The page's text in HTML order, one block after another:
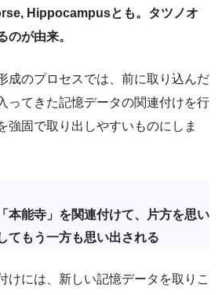
Hippocampusとも。タツノオ
のが由来。
成のプロセスでは、前に取り込んだ
ってきた記憶データの関連付けを行
強固で取り出しやすいものにしま
本能寺」を関連付けて、片方を思い
てもう一方も思い出される
けには、新しい記憶データを取りこ